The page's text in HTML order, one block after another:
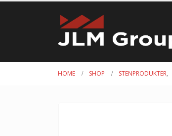
HOME SHOP STENPRODUKTER,